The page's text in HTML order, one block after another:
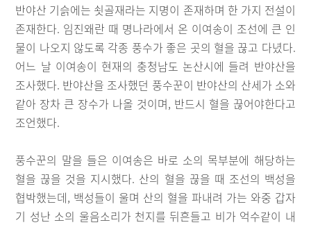
반야산 기슭에는 쇳골재라는 지명이 존재하며 한 가지 전설이
존재한다. 임진왜란 때 명나라에서 온 이여송이 조선에 큰 인
물이 나오지 않도록 각종 풍수가 좋은 곳의 혈을 끊고 다녔다.
어느 날 이여송이 현재의 충청남도 논산시에 들려 반야산을
조사했다. 반야산을 조사했던 풍수꾼이 반야산의 산세가 소와
같아 장차 큰 장수가 나올 것이며, 반드시 혈을 끊어야한다고
조언했다.
풍수꾼의 말을 들은 이여송은 바로 소의 목부분에 해당하는
혈을 끊을 것을 지시했다. 산의 혈을 끊을 때 조선의 백성을
협박했는데, 백성들이 울며 산의 혈을 파내려 가는 와중 갑자
기 성난 소의 울음소리가 천지를 뒤흔들고 비가 억수같이 내